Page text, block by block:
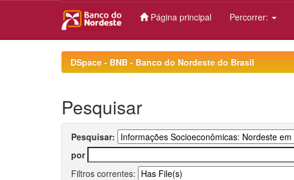
Página principal Percorrer:
DSpace - BNB - Banco do Nordeste do Brasil
Pesquisar
Pesquisar:
por
Filtros correntes: